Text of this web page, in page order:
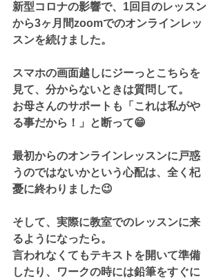
新型コロナの影響で、1回目のレッスン
から3ヶ月間zoomでのオンラインレッ
スンを続けました。
スマホの画面越しにジーっとこちらを
見て、分からないときは質問して。
お母さんのサポートも「これは私がや
る事だから！」と断って😁
最初からのオンラインレッスンに戸惑
うのではないかという心配は、全く杞
憂に終わりました😉
そして、実際に教室でのレッスンに来
るようになったら。
言われなくてもテキストを開いて準備
したり、ワークの時には鉛筆をすぐに